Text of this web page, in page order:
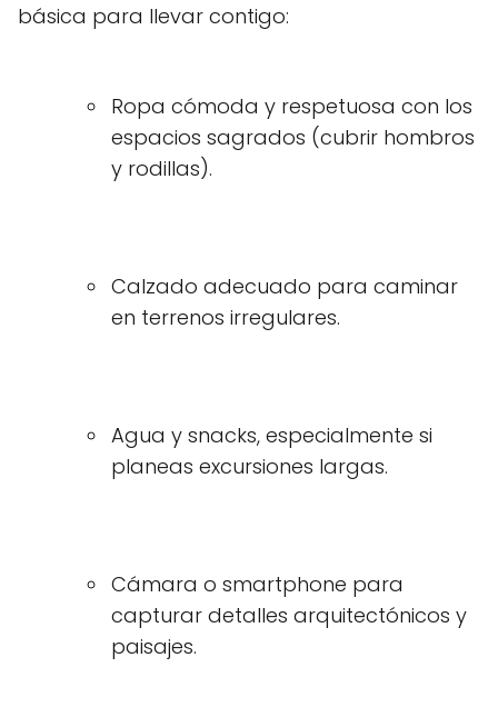
básica para llevar contigo:
Ropa cómoda y respetuosa con los
espacios sagrados (cubrir hombros
y rodillas).
Calzado adecuado para caminar
en terrenos irregulares.
Agua y snacks, especialmente si
planeas excursiones largas.
Cámara o smartphone para
capturar detalles arquitectónicos y
paisajes.